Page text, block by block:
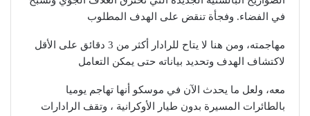
في الفضاء. وفجأة تنقض على الهدف المطلوب
مهاجمته، ومن هنا لا يتاح للرادار أكثر من 3 دقائق على الأقل
لاكتشاف الهدف وتحديد بياناته حتى يمكن التعامل
معه، ولعل ما يحدث الآن في موسكو أنها تهاجم يوميا
بالطائرات المسيرة بدون طيار الأوكرانية ، وتقف الرادارات